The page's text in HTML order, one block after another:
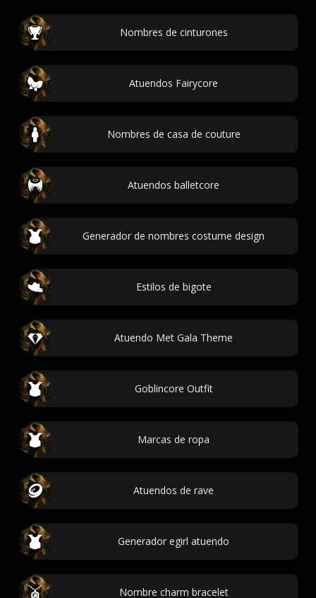
Nombres de cinturones
Atuendos Fairycore
Nombres de casa de couture
Atuendos balletcore
Generador de nombres costume design
Estilos de bigote
Atuendo Met Gala Theme
Goblincore Outfit
Marcas de ropa
Atuendos de rave
Generador egirl atuendo
Nombre charm bracelet